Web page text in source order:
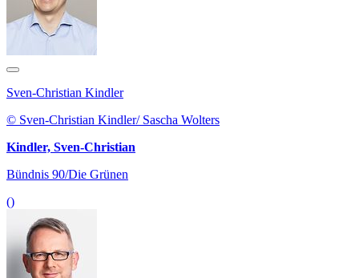
Sven-Christian Kindler
© Sven-Christian Kindler/ Sascha Wolters
Kindler, Sven-Christian
Bündnis 90/Die Grünen
()